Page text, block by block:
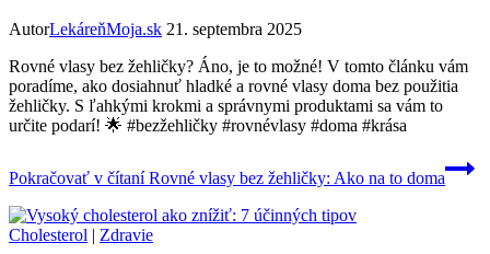
AutorLekáreňMoja.sk 21. septembra 2025
Rovné vlasy bez žehličky? Áno, je to možné! V tomto článku vám
poradíme, ako dosiahnuť hladké a rovné vlasy doma bez použitia
žehličky. S ľahkými krokmi a správnymi produktami sa vám to
určite podarí! 🌟 #bezžehličky #rovnévlasy #doma #krása
Pokračovať v čítaníRovné vlasy bez žehličky: Ako na to doma
Cholesterol | Zdravie